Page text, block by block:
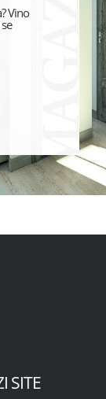
Vino
SITE